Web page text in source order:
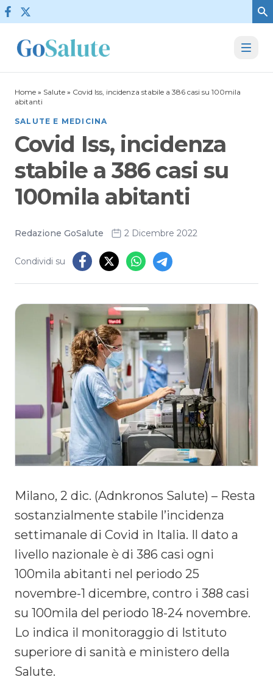
Vai al contenuto
Home » Salute » Covid Iss, incidenza stabile a 386 casi su 100mila
abitanti
SALUTE E MEDICINA
Covid Iss, incidenza
stabile a 386 casi su
100mila abitanti
Redazione GoSalute 2 Dicembre 2022
Condividi su
Milano, 2 dic. (Adnkronos Salute) – Resta
sostanzialmente stabile l’incidenza
settimanale di Covid in Italia. Il dato a
livello nazionale è di 386 casi ogni
100mila abitanti nel periodo 25
novembre-1 dicembre, contro i 388 casi
su 100mila del periodo 18-24 novembre.
Lo indica il monitoraggio di Istituto
superiore di sanità e ministero della
Salute.